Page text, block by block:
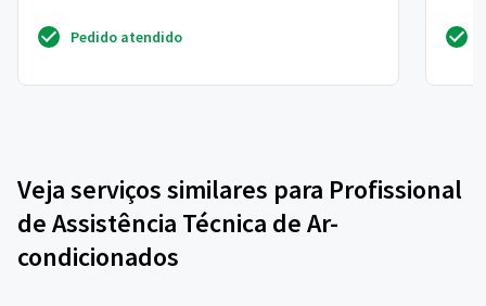
Pedido atendido
Veja serviços similares para Profissional
de Assistência Técnica de Ar-
condicionados